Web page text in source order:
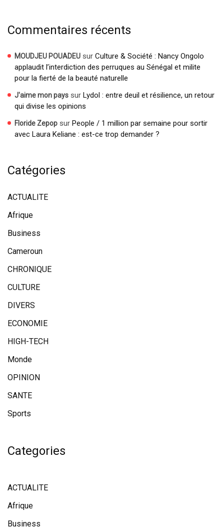
Commentaires récents
MOUDJEU POUADEU sur Culture & Société : Nancy Ongolo
applaudit l’interdiction des perruques au Sénégal et milite
pour la fierté de la beauté naturelle
J'aime mon pays sur Lydol : entre deuil et résilience, un retour
qui divise les opinions
Floride Zepop sur People / 1 million par semaine pour sortir
avec Laura Keliane : est-ce trop demander ?
Catégories
ACTUALITE
Afrique
Business
Cameroun
CHRONIQUE
CULTURE
DIVERS
ECONOMIE
HIGH-TECH
Monde
OPINION
SANTE
Sports
Categories
ACTUALITE
Afrique
Business